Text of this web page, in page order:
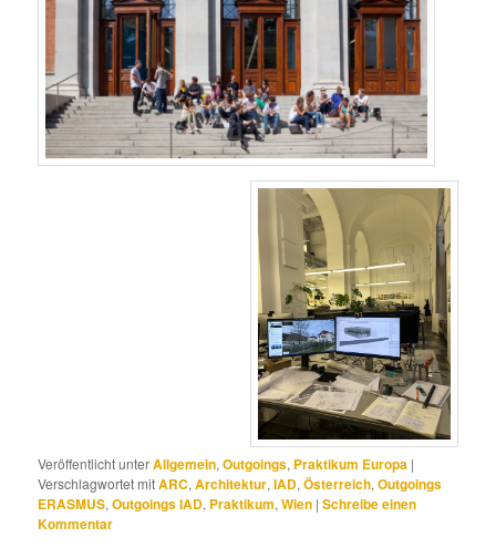
Veröffentlicht unterAllgemein,Outgoings, Praktikum Europa |
Verschlagwortet mitARC,Architektur,IAD,Österreich,Outgoings
ERASMUS,Outgoings IAD, Praktikum,Wien |Schreibe einen
Kommentar